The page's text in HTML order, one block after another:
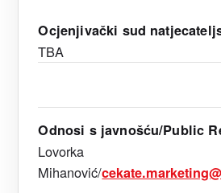
Ocjenjivački sud
TBA
Odnosi s javnošću/Public
Lovorka
Mihanović/